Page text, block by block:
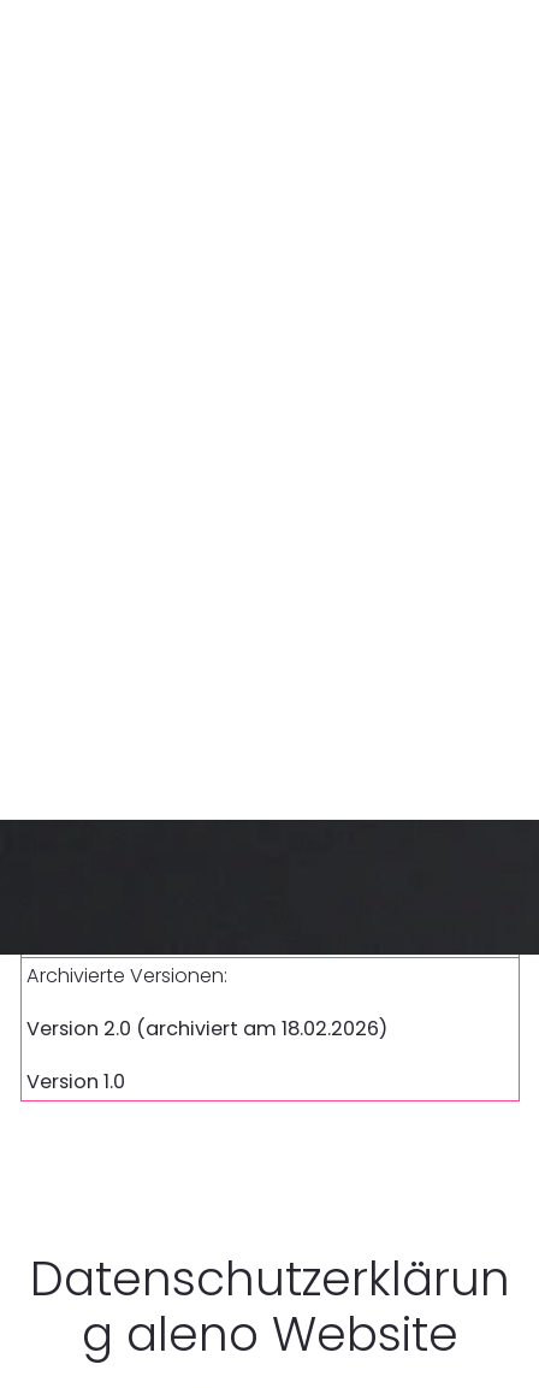
Archivierte Versionen:
Version 2.0 (archiviert am 18.02.2026)
Version 1.0
Datenschutzerklärun
g aleno Website